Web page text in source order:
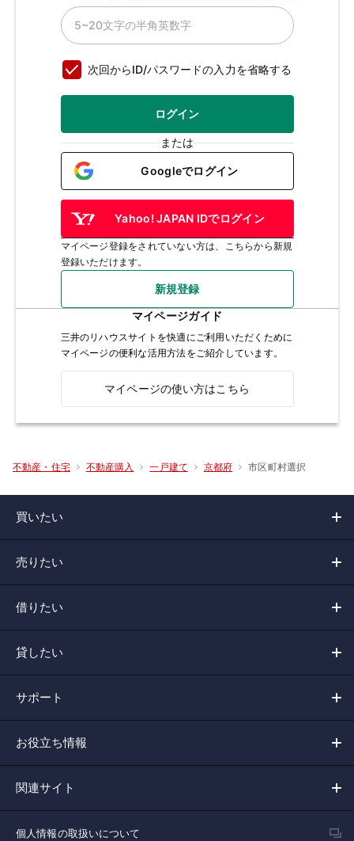
次回からID/パスワードの入力を省略する
ログイン
または
Googleでログイン
Yahoo! JAPAN IDでログイン
マイページ登録をされていない方は、こちらから新規
登録いただけます。
新規登録
マイページガイド
三井のリハウスサイトを快適にご利用いただくために
マイページの便利な活用方法をご紹介しています。
マイページの使い方はこちら
不動産・住宅 不動産購入 一戸建て 京都府 市区町村選択
買いたい
売りたい
借りたい
貸したい
サポート
お役立ち情報
関連サイト
個人情報の取扱いについて